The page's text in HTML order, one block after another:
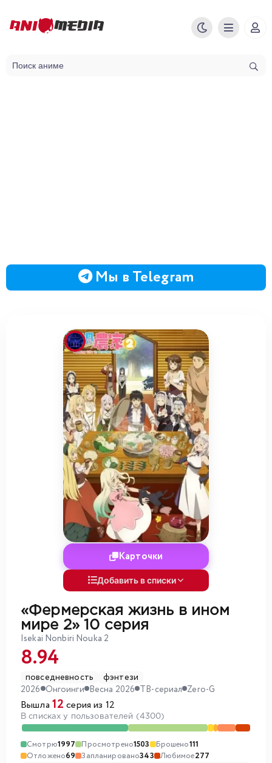
Мы в Telegram
Карточки
Добавить в списки
«Фермерская жизнь в ином
мире 2»10 серия
Isekai Nonbiri Nouka 2
8.94
повседневность
фэнтези
2026 Онгоинги Весна 2026 ТВ-сериал Zero-G
Вышла 12 серия из 12
В списках у пользователей (4300)
Смотрю1997 Просмотрено1503 Брошено111
Отложено69 Запланировано343 Любимое277